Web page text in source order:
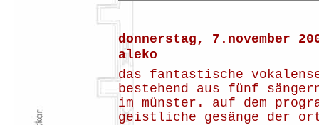
donnerstag, 7.november
aleko
das fantastische
bestehend aus fünf
im münster. auf dem
geistliche gesänge der